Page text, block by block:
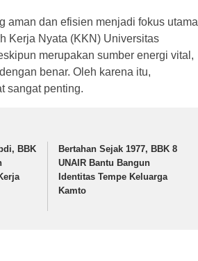
aman dan efisien menjadi fokus utama
Kerja Nyata (KKN) Universitas
merupakan sumber energi vital,
benar. Oleh karena itu,
sangat penting.
BBK
Bertahan Sejak 1977, BBK 8
UNAIR Bantu Bangun
Identitas Tempe Keluarga
Kamto